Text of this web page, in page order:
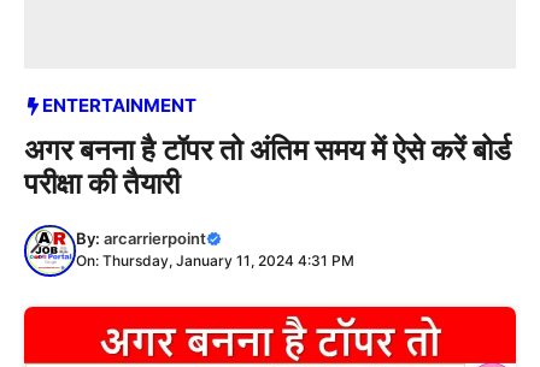
ENTERTAINMENT
अगर बनना है टॉपर तो अंतिम समय में ऐसे करें बोर्ड
परीक्षा की तैयारी
By: arcarrierpoint
On: Thursday, January 11, 2024 4:31 PM